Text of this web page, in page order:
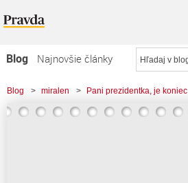
Blog
Najnovšie články
Najčítanejšie články
Najkomentovanejšie články
Blog > miralen > Pani prezidentka, je koniec